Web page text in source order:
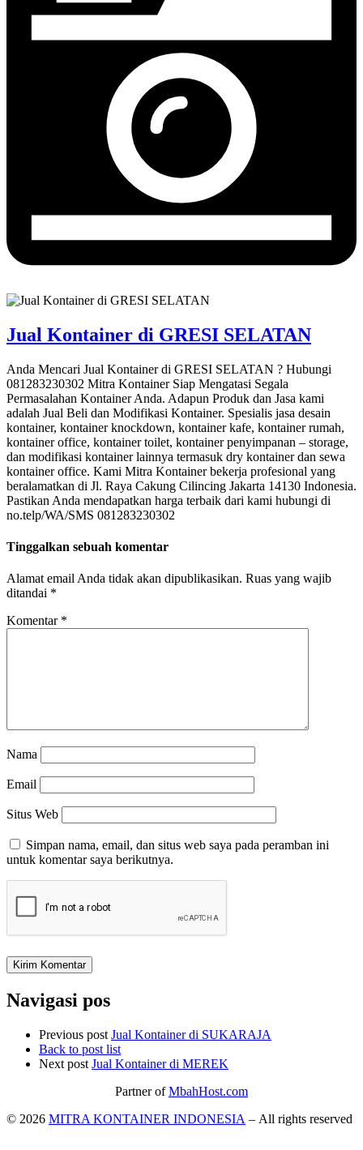
Jual Kontainer di GRESI SELATAN
Anda Mencari Jual Kontainer di GRESI SELATAN ? Hubungi
081283230302 Mitra Kontainer Siap Mengatasi Segala
Permasalahan Kontainer Anda. Adapun Produk dan Jasa kami
adalah Jual Beli dan Modifikasi Kontainer. Spesialis jasa desain
kontainer, kontainer knockdown, kontainer kafe, kontainer rumah,
kontainer office, kontainer toilet, kontainer penyimpanan – storage,
dan modifikasi kontainer lainnya termasuk dry kontainer dan sewa
kontainer office. Kami Mitra Kontainer bekerja profesional yang
beralamatkan di Jl. Raya Cakung Cilincing Jakarta 14130 Indonesia.
Pastikan Anda mendapatkan harga terbaik dari kami hubungi di
no.telp/WA/SMS 081283230302
Tinggalkan sebuah komentar
Alamat email Anda tidak akan dipublikasikan. Ruas yang wajib
ditandai *
Komentar *
Nama
Email
Situs Web
Simpan nama, email, dan situs web saya pada peramban ini
untuk komentar saya berikutnya.
Navigasi pos
Previous post Jual Kontainer di SUKARAJA
Back to post list
Next post Jual Kontainer di MEREK
Partner ofMbahHost.com
© 2026 MITRA KONTAINER INDONESIA – All rights reserved